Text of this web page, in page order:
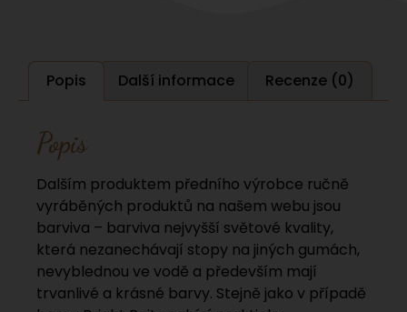
Popis Další informace Recenze (0)
Popis
Dalším produktem předního výrobce ručně
vyráběných produktů na našem webu jsou
barviva – barviva nejvyšší světové kvality,
která nezanechávají stopy na jiných gumách,
nevyblednou ve vodě a především mají
trvanlivé a krásné barvy. Stejně jako v případě